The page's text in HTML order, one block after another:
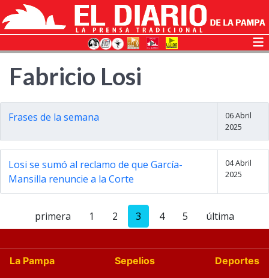
Fabricio Losi
Frases de la semana
06 Abril
2025
Losi se sumó al reclamo de que García-
Mansilla renuncie a la Corte
04 Abril
2025
primera 1 2 3 4 5 última
La Pampa Sepelios
Deportes